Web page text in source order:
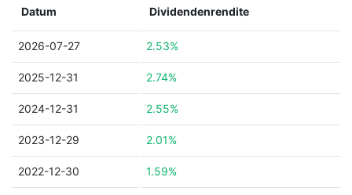
Datum Dividendenrendite
2026-07-27 2.53%
2025-12-31 2.74%
2024-12-31 2.55%
2023-12-29 2.01%
2022-12-30 1.59%